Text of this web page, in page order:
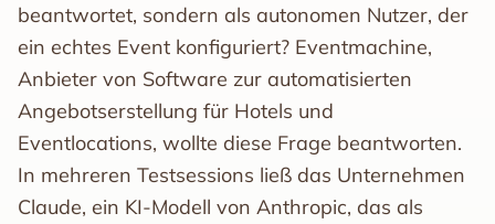
beantwortet, sondern als autonomen Nutzer, der
ein echtes Event konfiguriert? Eventmachine,
Anbieter von Software zur automatisierten
Angebotserstellung für Hotels und
Eventlocations, wollte diese Frage beantworten.
In mehreren Testsessions ließ das Unternehmen
Claude, ein KI-Modell von Anthropic, das als